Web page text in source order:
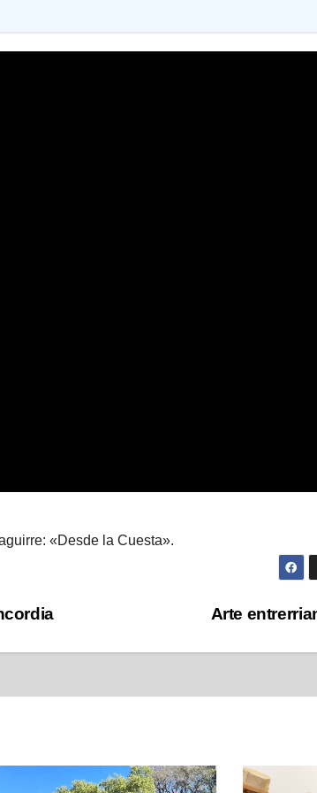
«Desde la Cuesta».
Arte